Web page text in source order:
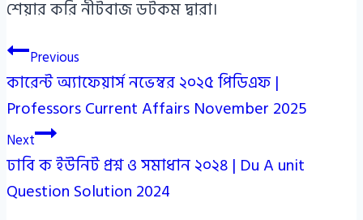
শেয়ার করি নীটবাজ ডটকম দ্বারা।
Post
navigation
Previous
কারেন্ট অ্যাফেয়ার্স নভেম্বর ২০২৫ পিডিএফ |
Professors Current Affairs November 2025
Next
ঢাবি ক ইউনিট প্রশ্ন ও সমাধান ২০২৪ | Du A unit
Question Solution 2024